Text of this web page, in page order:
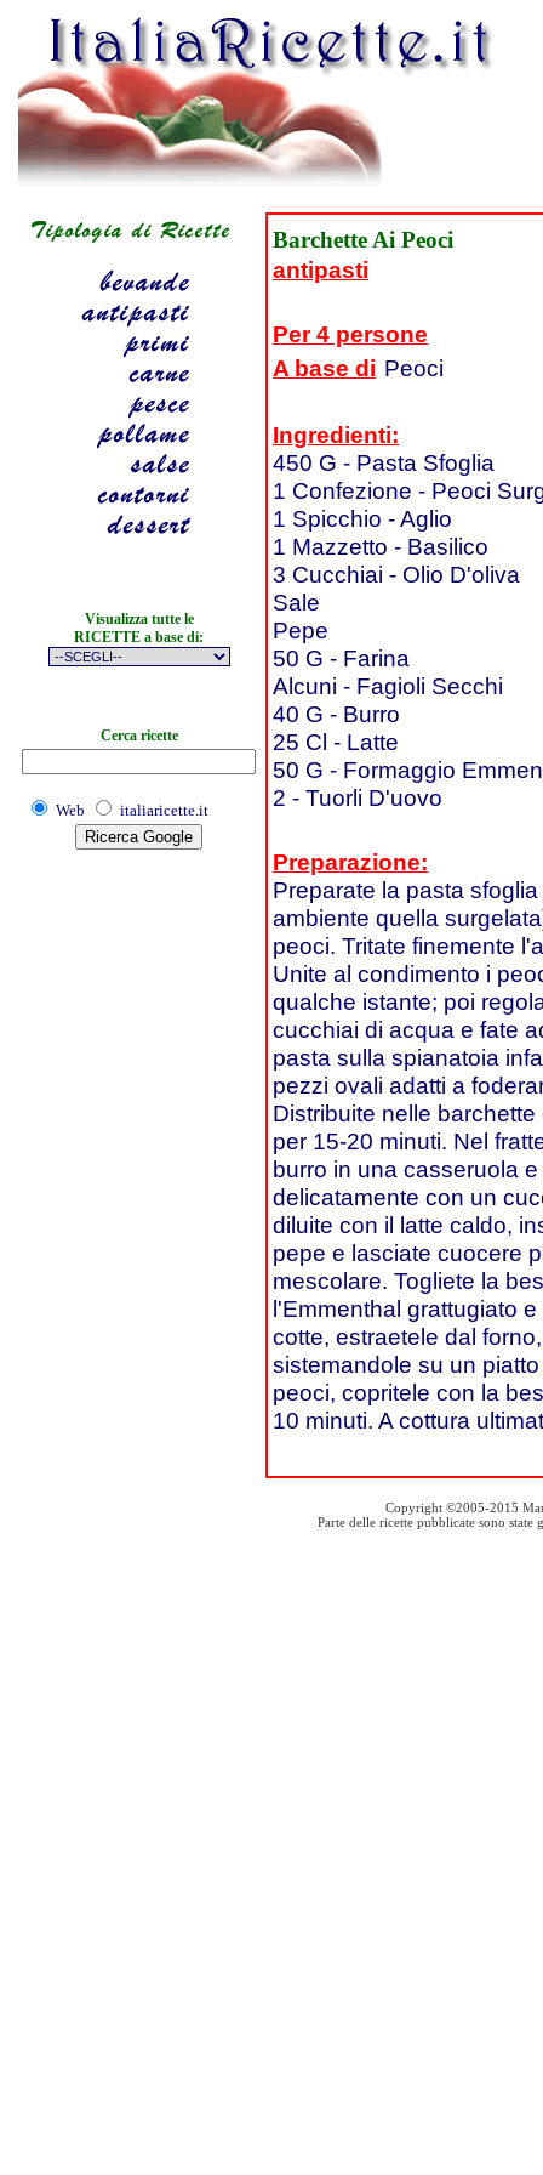
Visualizza tutte le
RICETTE a base di:
Cerca ricette
Web italiaricette.it
Barchette Ai Peoci
antipasti
Per 4 persone
A base di Peoci
Ingredienti:
450 G - Pasta Sfoglia
1 Confezione - Peoci
1 Spicchio - Aglio
1 Mazzetto - Basilico
3 Cucchiai - Olio D'oliva
Sale
Pepe
50 G - Farina
Alcuni - Fagioli Secchi
40 G - Burro
25 Cl - Latte
50 G - Formaggio
2 - Tuorli D'uovo
Preparazione:
Preparate la pasta
ambiente quella
peoci. Tritate finemente
Unite al condimento i
qualche istante; poi
cucchiai di acqua e fate
pasta sulla spianatoia
pezzi ovali adatti a
Distribuite nelle
per 15-20 minuti. Nel
burro in una casseruola
delicatamente con un
diluite con il latte caldo,
pepe e lasciate cuocere
mescolare. Togliete la
l'Emmenthal grattugiato
cotte, estraetele dal
sistemandole su un
peoci, copritele con la
10 minuti. A cottura
Copyright ©2005-2015
Parte delle ricette pubblicate sono state